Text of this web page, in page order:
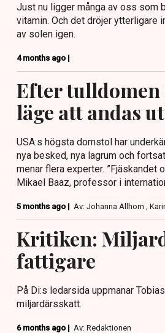
Just nu ligger många av oss som
vitamin. Och det dröjer ytterligare
av solen igen.
4 months ago |
Efter tulldomen
läge att andas
USA:s högsta domstol har
nya besked, nya lagrum och
menar flera experter. ”Fjäskandet
Mikael Baaz, professor i
5 months ago | Av: Johanna Allhorn ,
Kritiken:
fattigare
På Di:s ledarsida uppmanar
miljardärsskatt.
6 months ago | Av: Redaktionen